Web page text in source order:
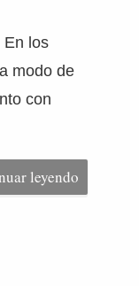
En los
modo de
con
leyendo